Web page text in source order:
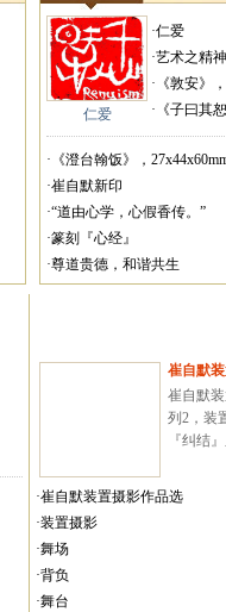
仁爱
·仁爱
·艺术之精
·《敦安》
·《子曰其
·《澄台翰饭》，
·崔自默新印
·“道由心学，心假香传。”
·篆刻『心经』
·尊道贵德，和谐共生
崔自默
崔自默
列2，装
『纠结
·崔自默装置摄影作品选
·装置摄影
·舞场
·背负
·舞台